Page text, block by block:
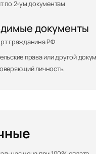
по 2-ум документам
документы
гражданина РФ
права или другой
личность